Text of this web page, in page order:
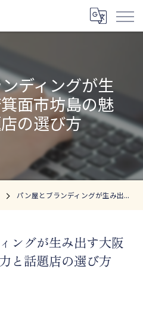
ディングが生
面市坊島の魅
の選び方
パン屋とブランディングが生み出す大阪府箕面市坊島の魅力と話題店の選び方
ングが生み出す大阪
と話題店の選び方